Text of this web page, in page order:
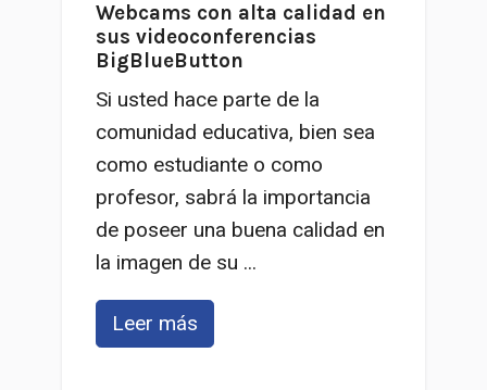
Webcams con alta calidad en
sus videoconferencias
BigBlueButton
Si usted hace parte de la
comunidad educativa, bien sea
como estudiante o como
profesor, sabrá la importancia
de poseer una buena calidad en
la imagen de su ...
Leer más